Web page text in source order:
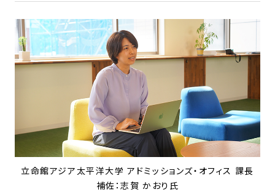
立命館アジア太平洋大学 アドミッションズ・オフィス 課長
補佐：志賀 かおり氏